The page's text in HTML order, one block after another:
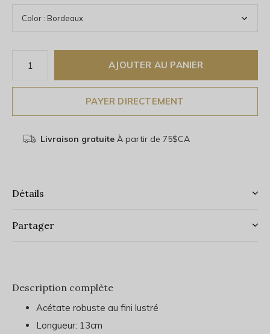
AJOUTER AU PANIER
PAYER DIRECTEMENT
Livraison gratuiteÀ partir de 75$CA
Détails
Partager
Description complète
Acétate robuste au fini lustré
Longueur: 13cm